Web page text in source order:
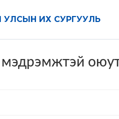
УЛСЫН ИХ СУРГУУЛЬ